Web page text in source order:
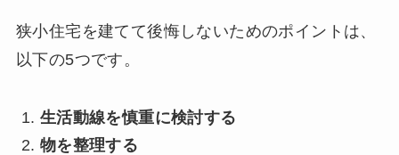
狭小住宅を建てて後悔しないためのポイントは、
以下の5つです。
生活動線を慎重に検討する
物を整理する